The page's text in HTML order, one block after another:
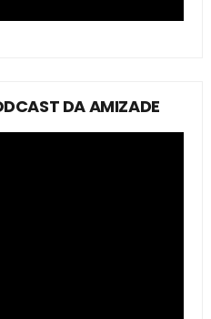
DA AMIZADE